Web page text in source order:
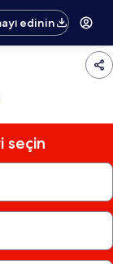
edinin
seçin